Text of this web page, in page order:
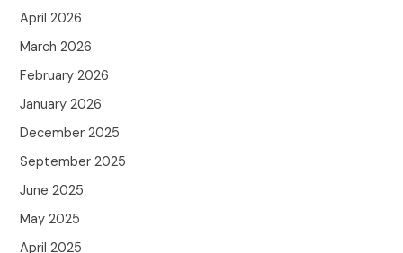
April 2026
March 2026
February 2026
January 2026
December 2025
September 2025
June 2025
May 2025
April 2025